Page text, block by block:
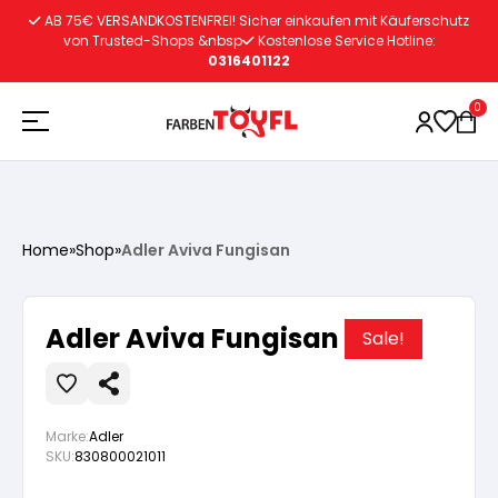
Vorbereitung
Wasserlösliche Grundierung
Lösemittelhältige Grundierung
Lacke
Vorbereitung
Wasserlösliche Grundierung
Autoreparatur
Vorbereitung
Innenfarben
AB 75€ VERSANDKOSTENFREI! Sicher einkaufen mit Käuferschutz
von Trusted-Shops &nbsp
Kostenlose Service Hotline:
0316401122
0
Home»Shop»Adler Aviva Fungisan
Adler Aviva Fungisan Sale!
Marke:Adler
SKU:830800021011